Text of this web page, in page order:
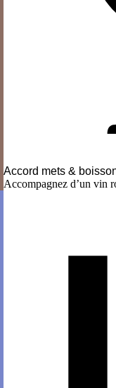
Accord mets &
Accompagnez d’un vin